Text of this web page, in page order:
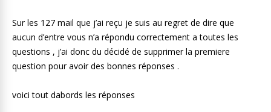
Sur les 127 mail que j’ai reçu je suis au regret de dire que
aucun d’entre vous n’a répondu correctement a toutes les
questions , j’ai donc du décidé de supprimer la premiere
question pour avoir des bonnes réponses .
voici tout dabords les réponses